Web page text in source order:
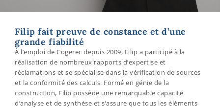
Filip fait preuve de constance et d’une
grande fiabilité
À l’emploi de Cogerec depuis 2009, Filip a participé à la
réalisation de nombreux rapports d’expertise et
réclamations et se spécialise dans la vérification de sources
et la conformité des calculs. Formé en génie de la
construction, Filip possède une remarquable capacité
d’analyse et de synthèse et s’assure que tous les éléments